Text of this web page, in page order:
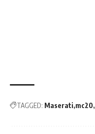
TAGGED: Maserati mc20